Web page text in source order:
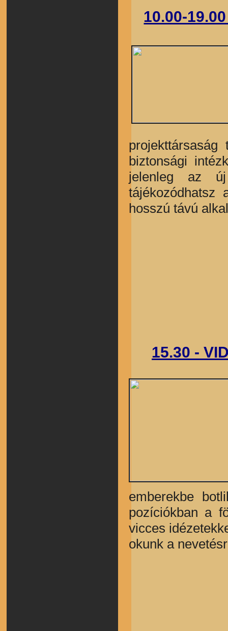
10.00-
projekttársaság
biztonsági
jelenleg az új
tájékozódhatsz
hosszú távú
15.30 -
emberekbe
pozíciókban a
vicces
okunk a